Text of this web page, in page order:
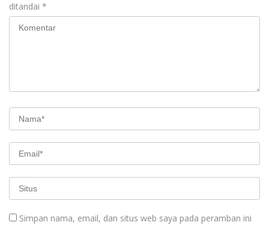
ditandai *
Simpan nama, email, dan situs web saya pada peramban ini